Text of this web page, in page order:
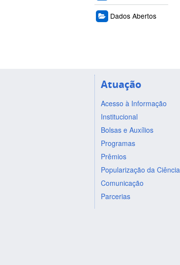
Dados Abertos
Atuação
Acesso à Informação
Institucional
Bolsas e Auxílios
Programas
Prêmios
Popularização da Ciência
Comunicação
Parcerias